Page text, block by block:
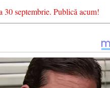
septembrie. Publică acum!